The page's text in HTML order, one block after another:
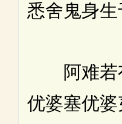
悉舍鬼身生
阿难若
优婆塞优